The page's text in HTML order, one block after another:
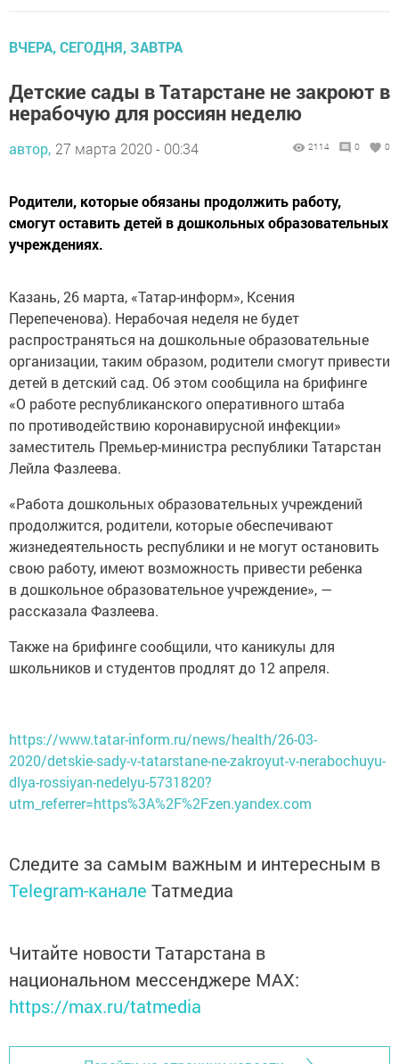
ВЧЕРА, СЕГОДНЯ, ЗАВТРА
Детские сады в Татарстане не закроют в
нерабочую для россиян неделю
автор, 27 марта 2020 - 00:34 2114 0 0
Родители, которые обязаны продолжить работу,
смогут оставить детей в дошкольных образовательных
учреждениях.
Казань, 26 марта, «Татар-информ», Ксения
Перепеченова). Нерабочая неделя не будет
распространяться на дошкольные образовательные
организации, таким образом, родители смогут привести
детей в детский сад. Об этом сообщила на брифинге
«О работе республиканского оперативного штаба
по противодействию коронавирусной инфекции»
заместитель Премьер-министра республики Татарстан
Лейла Фазлеева.
«Работа дошкольных образовательных учреждений
продолжится, родители, которые обеспечивают
жизнедеятельность республики и не могут остановить
свою работу, имеют возможность привести ребенка
в дошкольное образовательное учреждение», —
рассказала Фазлеева.
Также на брифинге сообщили, что каникулы для
школьников и студентов продлят до 12 апреля.
https://www.tatar-inform.ru/news/health/26-03-
2020/detskie-sady-v-tatarstane-ne-zakroyut-v-nerabochuyu-
dlya-rossiyan-nedelyu-5731820?
utm_referrer=https%3A%2F%2Fzen.yandex.com
Следите за самым важным и интересным в
Telegram-канале Татмедиа
Читайте новости Татарстана в
национальном мессенджере MАХ:
https://max.ru/tatmedia